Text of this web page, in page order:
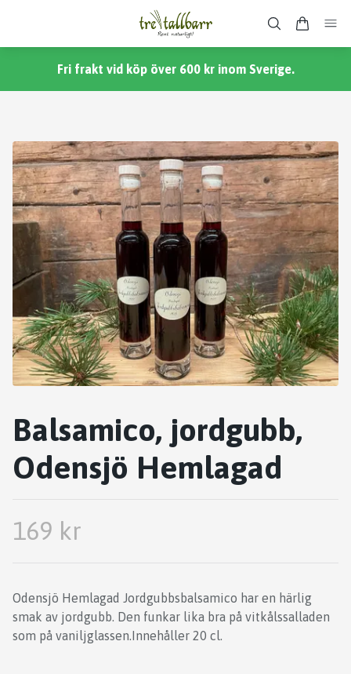
Fri frakt vid köp över 600 kr inom Sverige.
Balsamico, jordgubb,
Odensjö Hemlagad
169 kr
Odensjö Hemlagad Jordgubbsbalsamico har en härlig
smak av jordgubb. Den funkar lika bra på vitkålssalladen
som på vaniljglassen.Innehåller 20 cl.